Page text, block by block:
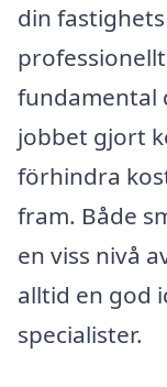
din
fundamental
jobbet gjort
förhindra
fram. Både
en viss nivå
alltid en god
specialister.